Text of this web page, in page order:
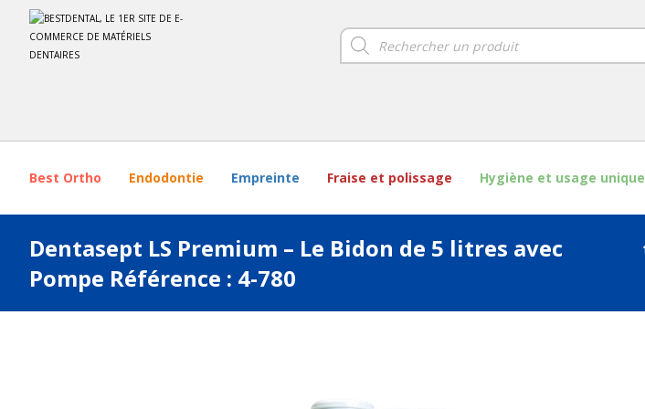
Best Ortho Endodontie Empreinte Fraise et polissage Hygiène et usage unique
Dentasept LS Premium – Le Bidon de 5 litres avec
Pompe Référence : 4-780